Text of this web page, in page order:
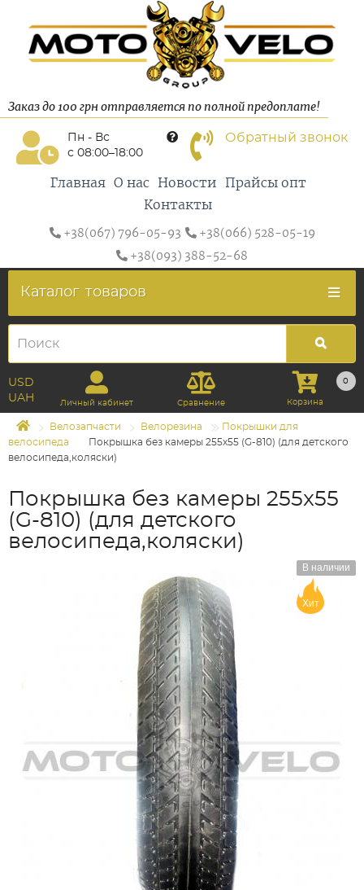
Заказ до 100 грн отправляется по полной предоплате!
Пн - Вс
с 08:00–18:00
Обратный звонок
Главная О нас Новости
Прайсы опт
Контакты
+38(067) 796-05-93
+38(066) 528-05-19
+38(093) 388-52-68
Каталог товаров
USD
UAH
Личный кабинет Сравнение
0
Корзина
Велозапчасти Велорезина
Покрышки для
велосипеда
Покрышка без камеры 255x55 (G-810) (для детского
велосипеда,коляски)
Покрышка без камеры 255x55
(G-810) (для детского
велосипеда,коляски)
В наличии
Хит